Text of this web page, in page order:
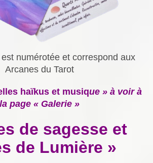
numérotée et correspond aux
Arcanes du Tarot
haïkus et musique » à voir à
la page « Galerie »
de sagesse et
de Lumière »